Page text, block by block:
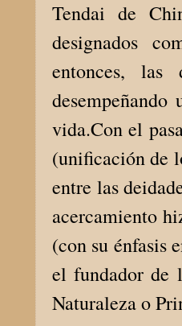
Tendai de
designados
entonces,
vida.Con el
(unificación de
entre las
acercamiento
(con su énfasis
el fundador de
Naturaleza o